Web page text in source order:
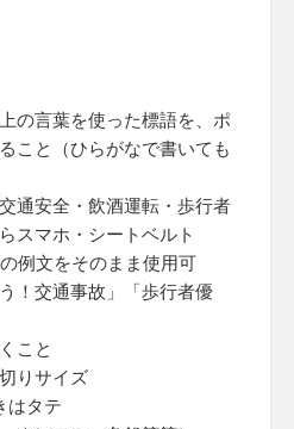
の言葉を使った標語を、ポ
こと（ひらがなで書いても
通安全・飲酒運転・歩行者
スマホ・シートベルト
例文をそのまま使用可
！交通事故」「歩行者優
こと
りサイズ
はタテ